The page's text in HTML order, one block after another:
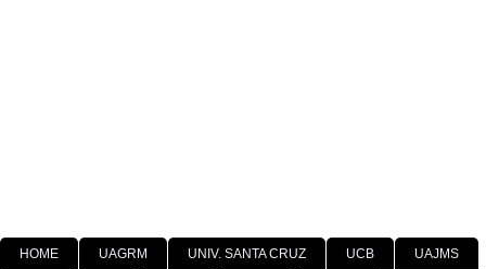
HOME UAGRM UNIV. SANTA CRUZ UCB UAJMS